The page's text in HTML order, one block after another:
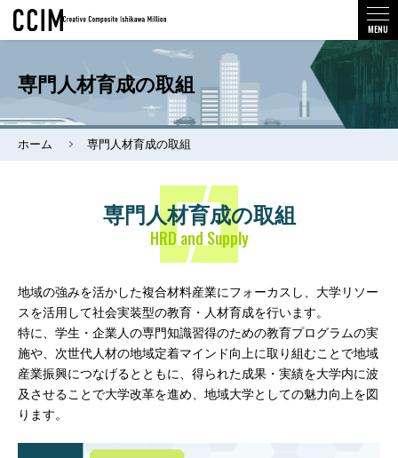
MENU
専門人材育成の取組
ホーム 専門人材育成の取組
専門人材育成の取組
HRD and Supply
地域の強みを活かした複合材料産業にフォーカスし、大学リソー
スを活用して社会実装型の教育・人材育成を行います。
特に、学生・企業人の専門知識習得のための教育プログラムの実
施や、次世代人材の地域定着マインド向上に取り組むことで地域
産業振興につなげるとともに、得られた成果・実績を大学内に波
及させることで大学改革を進め、地域大学としての魅力向上を図
ります。